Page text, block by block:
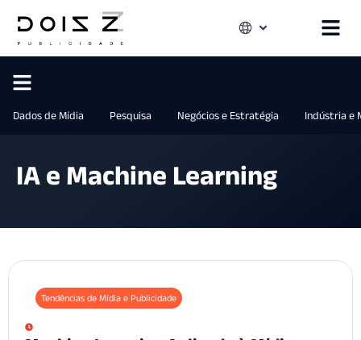
Dados de Mídia Pesquisa Negócios e Estratégia Indústria e
IA e Machine Learning
Tendências de Mídia e Publicidade